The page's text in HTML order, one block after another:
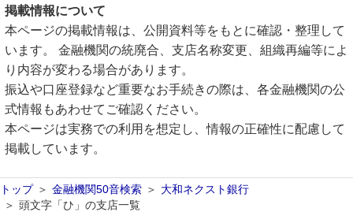
掲載情報について
本ページの掲載情報は、公開資料等をもとに確認・整理して
います。 金融機関の統廃合、支店名称変更、組織再編等によ
り内容が変わる場合があります。
振込や口座登録など重要なお手続きの際は、各金融機関の公
式情報もあわせてご確認ください。
本ページは実務での利用を想定し、情報の正確性に配慮して
掲載しています。
トップ 金融機関50音検索
大和ネクスト銀行
頭文字「ひ」の支店一覧